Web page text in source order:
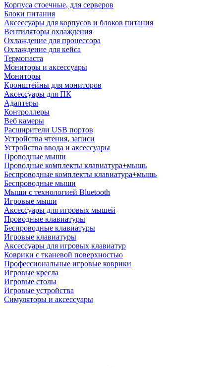
Корпуса стоечные, для серверов
Блоки питания
Аксессуары для корпусов и блоков питания
Вентиляторы охлаждения
Охлаждение для процессора
Охлаждение для кейса
Термопаста
Мониторы и аксессуары
Мониторы
Кронштейны для мониторов
Аксессуары для ПК
Адаптеры
Контроллеры
Веб камеры
Расширители USB портов
Устройства чтения, записи
Устройства ввода и аксессуары
Проводные мыши
Проводные комплекты клавиатура+мышь
Беспроводные комплекты клавиатура+мышь
Беспроводные мыши
Мыши с технологией Bluetooth
Игровые мыши
Аксессуары для игровых мышей
Проводные клавиатуры
Беспроводные клавиатуры
Игровые клавиатуры
Аксессуары для игровых клавиатур
Коврики с тканевой поверхностью
Профессиональные игровые коврики
Игровые кресла
Игровые столы
Игровые устройства
Симуляторы и аксессуары